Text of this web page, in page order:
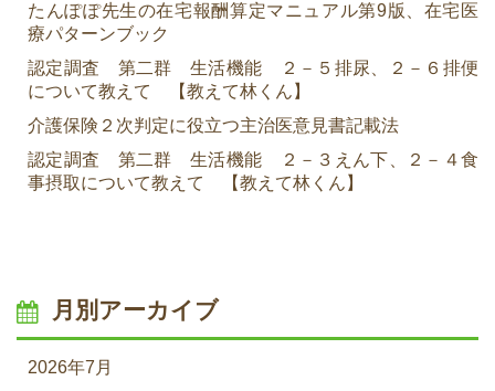
たんぽぽ先生の在宅報酬算定マニュアル第9版、在宅医
療パターンブック
認定調査 第二群 生活機能 ２－５排尿、２－６排便
について教えて 【教えて林くん】
介護保険２次判定に役立つ主治医意見書記載法
認定調査 第二群 生活機能 ２－３えん下、２－４食
事摂取について教えて 【教えて林くん】
月別アーカイブ
2026年7月